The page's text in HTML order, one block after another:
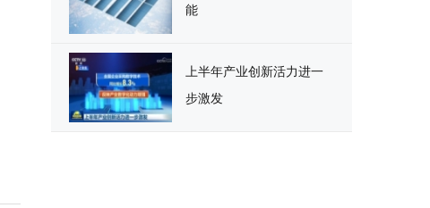
能
上半年产业创新活力进一
步激发